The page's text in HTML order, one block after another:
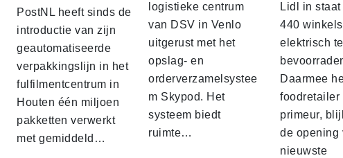
PostNL heeft sinds de
introductie van zijn
geautomatiseerde
verpakkingslijn in het
fulfilmentcentrum in
Houten één miljoen
pakketten verwerkt
met gemiddeld…
logistieke centrum
van DSV in Venlo
uitgerust met het
opslag- en
orderverzamelsystee
m Skypod. Het
systeem biedt
ruimte…
Lidl in
440 winkels
elektrisch te
Daarmee
foodretailer
primeur,
de opening
nieuwste